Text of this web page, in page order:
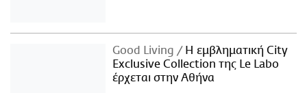
Good Living
Η εμβληματική City
Exclusive Collection της Le Labo
έρχεται στην Αθήνα